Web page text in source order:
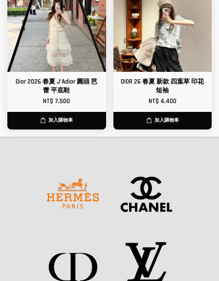
Dior 2026 春夏 J‘Adior 圓頭 芭
蕾 平底鞋
NT$ 7,500
加入購物車
DIOR 26 春夏 新款 四葉草 印花
短袖
NT$ 4,400
加入購物車